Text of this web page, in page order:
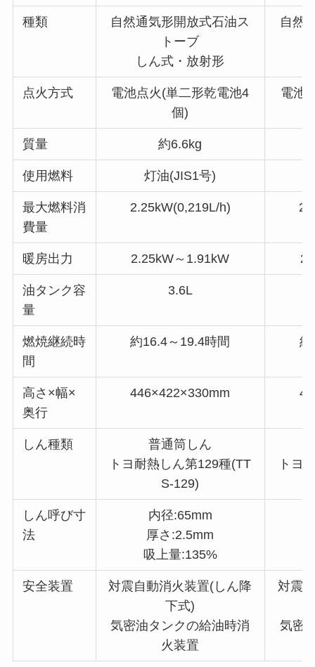
種類
自然通気形開放式石油ス
トーブ
しん式・放射形
自然
点火方式
電池点火(単二形乾電池4
個)
電池
質量 約6.6kg
使用燃料 灯油(JIS1号)
最大燃料消
費量
2.25kW(0,219L/h)
暖房出力 2.25kW～1.91kW
油タンク容
量
3.6L
燃焼継続時
間
約16.4～19.4時間 約
高さ×幅×
奥行
446×422×330mm
しん種類
普通筒しん
トヨ耐熱しん第129種(TT
S-129)
トヨ
しん呼び寸
法
内径:65mm
厚さ:2.5mm
吸上量:135%
安全装置
対震自動消火装置(しん降
下式)
気密油タンクの給油時消
火装置
対震
気密